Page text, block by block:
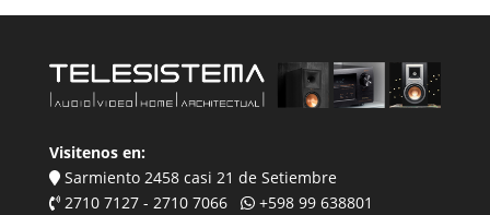
Visitenos en:
Sarmiento 2458 casi 21 de Setiembre
2710 7127 - 2710 7066
+598 99 638801